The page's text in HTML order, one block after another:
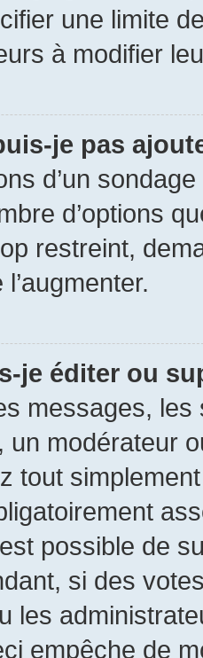
une limite
à modifier
je pas
d’un
d’options
restreint,
je éditer ou
messages,
un modérateur
tout
possible de
si des
les
empêche de